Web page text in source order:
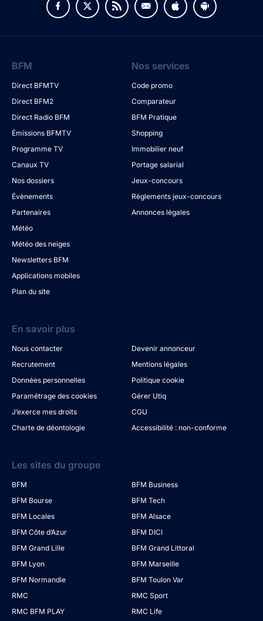
v
BFM
Direct BFMTV
Direct BFM2
Direct Radio BFM
Émissions BFMTV
Programme TV
Canaux TV
Nos dossiers
Évènements
Partenaires
Météo
Météo des neiges
Newsletters BFM
Applications mobiles
Plan du site
Nos services
Code promo
Comparateur
BFM Pratique
Shopping
Immobilier neuf
Portage salarial
Jeux-concours
Règlements jeux-concours
Annonces légales
En savoir plus
Nous contacter
Devenir annonceur
Recrutement
Mentions légales
Données personnelles
Politique cookie
Paramétrage des cookies
Gérer Utiq
J’exerce mes droits
CGU
Charte de déontologie
Accessibilité : non-conforme
Les sites du groupe
BFM
BFM Business
BFM Bourse
BFM Tech
BFM Locales
BFM Alsace
BFM Côte d’Azur
BFM DICI
BFM Grand Lille
BFM Grand Littoral
BFM Lyon
BFM Marseille
BFM Normandie
BFM Toulon Var
RMC
RMC Sport
RMC BFM PLAY
RMC Life